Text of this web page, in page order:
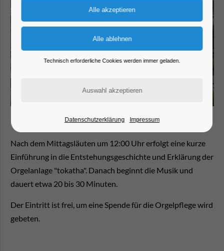
Nach dem Mittagsläuten um 12:00 Uhr erfolgt eine kurze
Einführung in die Entstehungsgeschichte und Erklärung der
Orgelanlage "tokatha". Danach beginnt die Musik und
dauert etwa 20 bis 30 Minuten.
Der Eintritt ist frei, um eine Spende für die Orgelpflege wird
gebeten.
Technisch erforderliche Cookies werden immer geladen.
Datenschutzerklärung Impressum